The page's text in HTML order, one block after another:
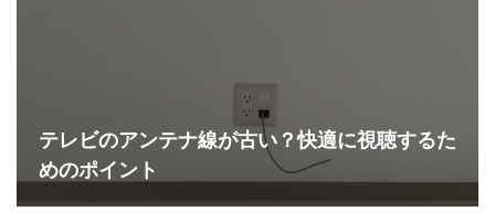
テレビのアンテナ線が古い？快適に視聴するた
めのポイント